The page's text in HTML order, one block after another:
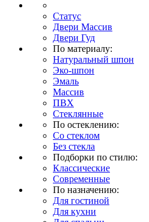
Статус
Двери Массив
Двери Гуд
По материалу:
Натуральный шпон
Эко-шпон
Эмаль
Массив
ПВХ
Стеклянные
По остеклению:
Со стеклом
Без стекла
Подборки по стилю:
Классические
Современные
По назначению:
Для гостиной
Для кухни